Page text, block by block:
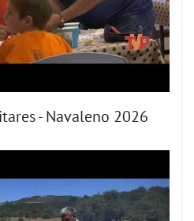
- Navaleno 2026